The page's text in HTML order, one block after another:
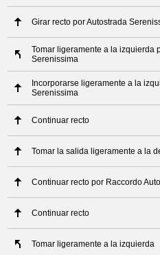
Girar recto por Autostrada
Tomar ligeramente a la izquierda
Serenissima
Incorporarse ligeramente a la
Serenissima
Continuar recto
Tomar la salida ligeramente a la
Continuar recto por Raccordo
Continuar recto
Tomar ligeramente a la izquierda